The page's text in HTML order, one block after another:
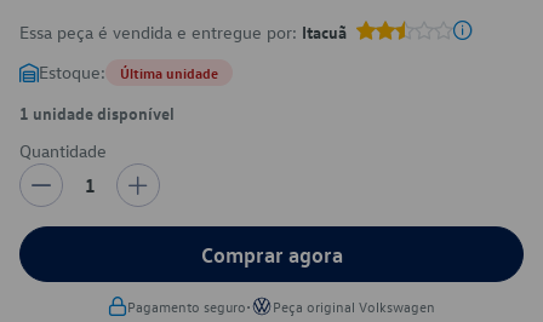
Essa peça é vendida e entregue por: Itacuã
Estoque: Última unidade
1 unidade disponível
Quantidade
1
Comprar agora
Pagamento seguro• Peça original Volkswagen